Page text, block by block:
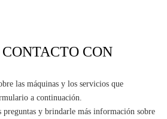
CON
las máquinas y los servicios que
a continuación.
preguntas y brindarle más información sobre